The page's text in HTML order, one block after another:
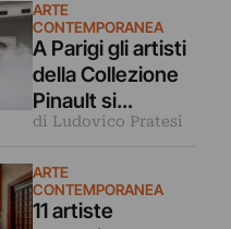
ARTE
CONTEMPORANEA
A Parigi gli artisti
della Collezione
Pinault si
confrontano con
una grande
mostra
di Ludovico Pratesi
ARTE
CONTEMPORANEA
11 artiste